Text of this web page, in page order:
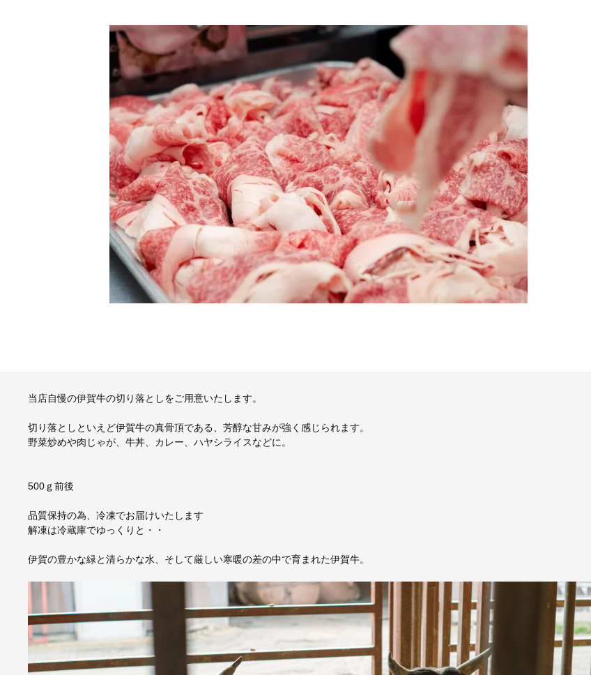
当店自慢の伊賀牛の切り落としをご用意いたします。
切り落としといえど伊賀牛の真骨頂である、芳醇な甘みが強く感じられます。
野菜炒めや肉じゃが、牛丼、カレー、ハヤシライスなどに。
500ｇ前後
品質保持の為、冷凍でお届けいたします
解凍は冷蔵庫でゆっくりと・・
伊賀の豊かな緑と清らかな水、そして厳しい寒暖の差の中で育まれた伊賀牛。